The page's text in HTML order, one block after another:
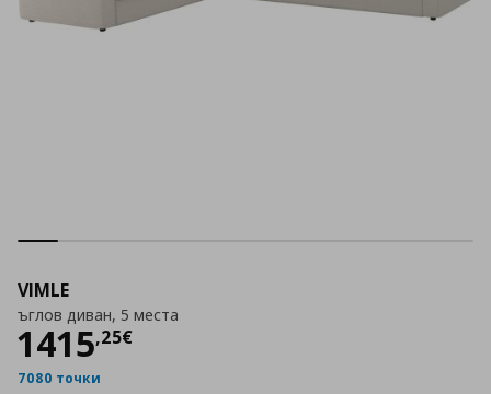
VIMLE
ъглов диван, 5 места
1415,25€
Цена1415,25 €
7080 точки